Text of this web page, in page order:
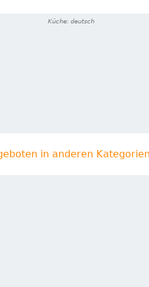
Küche: deutsch
in anderen